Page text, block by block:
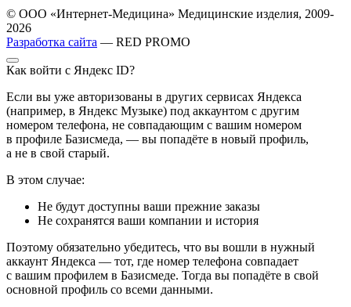
© ООО «Интернет-Медицина» Медицинские изделия, 2009-
2026
Разработка сайта — RED PROMO
Как войти с Яндекс ID?
Если вы уже авторизованы в других сервисах Яндекса
(например, в Яндекс Музыке) под аккаунтом с другим
номером телефона, не совпадающим с вашим номером
в профиле Базисмеда, — вы попадёте в новый профиль,
а не в свой старый.
В этом случае:
Не будут доступны ваши прежние заказы
Не сохранятся ваши компании и история
Поэтому обязательно убедитесь, что вы вошли в нужный
аккаунт Яндекса — тот, где номер телефона совпадает
с вашим профилем в Базисмеде. Тогда вы попадёте в свой
основной профиль со всеми данными.